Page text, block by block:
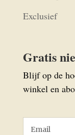
Exclusief
Gratis
Blijf op de
winkel en